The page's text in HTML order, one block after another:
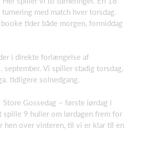
med match hver torsdag.
tider både morgen, formiddag
i direkte forlængelse af
september. Vi spiller stadig torsdag,
tidligere solnedgang.
Gossedag – første lørdag i
spille 9 huller om lørdagen frem for
over vinteren, til vi er klar til en